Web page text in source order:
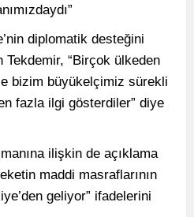
diplomatik desteğini
“Birçok ülkeden
bizim büyükelçimiz sürekli
fazla ilgi gösterdiler” diye
ilişkin de açıklama
maddi masraflarının
geliyor” ifadelerini